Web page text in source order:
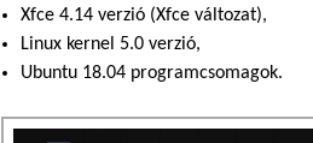
Xfce 4.14 verzió (Xfce változat),
Linux kernel 5.0 verzió,
Ubuntu 18.04 programcsomagok.